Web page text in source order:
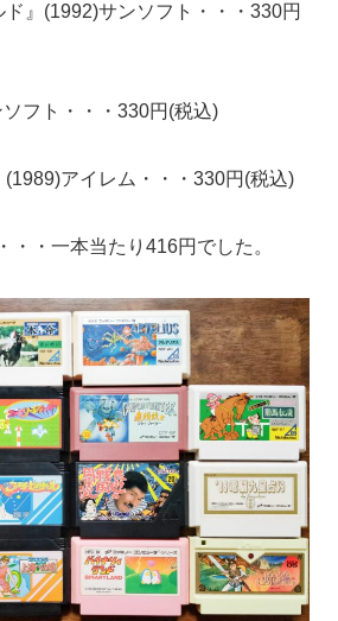
ド』(1992)サンソフト・・・330円
ソフト・・・330円(税込)
(1989)アイレム・・・330円(税込)
・・一本当たり416円でした。